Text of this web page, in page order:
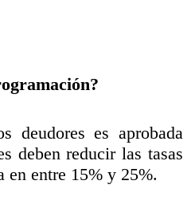
deudores es aprobada
deben reducir las tasas
en entre 15% y 25%.